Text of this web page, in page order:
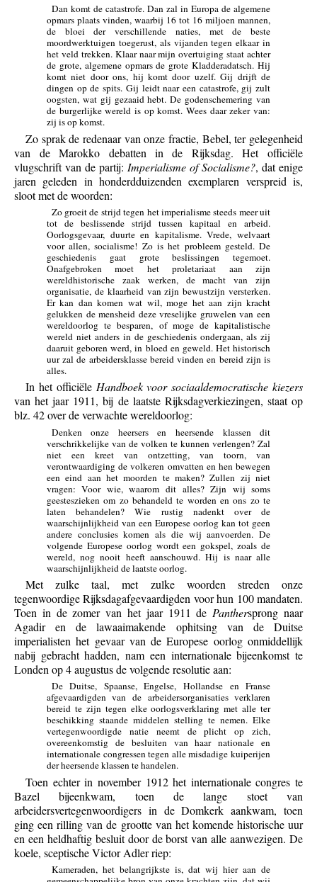
Dan komt de catastrofe. Dan zal in Europa de algemene
opmars plaats vinden, waarbij 16 tot 16 miljoen mannen,
de bloei der verschillende naties, met de beste
moordwerktuigen toegerust, als vijanden tegen elkaar in
het veld trekken. Klaar naar mijn overtuiging staat achter
de grote, algemene opmars de grote Kladderadatsch. Hij
komt niet door ons, hij komt door uzelf. Gij drijft de
dingen op de spits. Gij leidt naar een catastrofe, gij zult
oogsten, wat gij gezaaid hebt. De godenschemering van
de burgerlijke wereld is op komst. Wees daar zeker van:
zij is op komst.
Zo sprak de redenaar van onze fractie, Bebel, ter gelegenheid
van de Marokko debatten in de Rijksdag. Het officiële
vlugschrift van de partij: Imperialisme of Socialisme?, dat enige
jaren geleden in honderdduizenden exemplaren verspreid is,
sloot met de woorden:
Zo groeit de strijd tegen het imperialisme steeds meer uit
tot de beslissende strijd tussen kapitaal en arbeid.
Oorlogsgevaar, duurte en kapitalisme. Vrede, welvaart
voor allen, socialisme! Zo is het probleem gesteld. De
geschiedenis gaat grote beslissingen tegemoet.
Onafgebroken moet het proletariaat aan zijn
wereldhistorische zaak werken, de macht van zijn
organisatie, de klaarheid van zijn bewustzijn versterken.
Er kan dan komen wat wil, moge het aan zijn kracht
gelukken de mensheid deze vreselijke gruwelen van een
wereldoorlog te besparen, of moge de kapitalistische
wereld niet anders in de geschiedenis ondergaan, als zij
daaruit geboren werd, in bloed en geweld. Het historisch
uur zal de arbeidersklasse bereid vinden en bereid zijn is
alles.
In het officiële Handboek voor sociaaldemocratische kiezers
van het jaar 1911, bij de laatste Rijksdagverkiezingen, staat op
blz. 42 over de verwachte wereldoorlog:
Denken onze heersers en heersende klassen dit
verschrikkelijke van de volken te kunnen verlengen? Zal
niet een kreet van ontzetting, van toorn, van
verontwaardiging de volkeren omvatten en hen bewegen
een eind aan het moorden te maken? Zullen zij niet
vragen: Voor wie, waarom dit alles? Zijn wij soms
geesteszieken om zo behandeld te worden en ons zo te
laten behandelen? Wie rustig nadenkt over de
waarschijnlijkheid van een Europese oorlog kan tot geen
andere conclusies komen als die wij aanvoerden. De
volgende Europese oorlog wordt een gokspel, zoals de
wereld, nog nooit heeft aanschouwd. Hij is naar alle
waarschijnlijkheid de laatste oorlog.
Met zulke taal, met zulke woorden streden onze
tegenwoordige Rijksdagafgevaardigden voor hun 100 mandaten.
Toen in de zomer van het jaar 1911 de Panthersprong naar
Agadir en de lawaaimakende ophitsing van de Duitse
imperialisten het gevaar van de Europese oorlog onmiddellijk
nabij gebracht hadden, nam een internationale bijeenkomst te
Londen op 4 augustus de volgende resolutie aan:
De Duitse, Spaanse, Engelse, Hollandse en Franse
afgevaardigden van de arbeidersorganisaties verklaren
bereid te zijn tegen elke oorlogsverklaring met alle ter
beschikking staande middelen stelling te nemen. Elke
vertegenwoordigde natie neemt de plicht op zich,
overeenkomstig de besluiten van haar nationale en
internationale congressen tegen alle misdadige kuiperijen
der heersende klassen te handelen.
Toen echter in november 1912 het internationale congres te
Bazel bijeenkwam, toen de lange stoet van
arbeidersvertegenwoordigers in de Domkerk aankwam, toen
ging een rilling van de grootte van het komende historische uur
en een heldhaftig besluit door de borst van alle aanwezigen. De
koele, sceptische Victor Adler riep:
Kameraden, het belangrijkste is, dat wij hier aan de